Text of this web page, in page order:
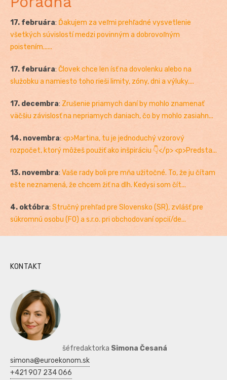
17. februára: Ďakujem za veľmi prehľadné vysvetlenie
všetkých súvislostí medzi povinným a dobrovoľným
poistením......
17. februára: Človek chce len ísť na dovolenku alebo na
služobku a namiesto toho rieši limity, zóny, dni a výluky....
17. decembra: Zrušenie priamych daní by mohlo znamenať
väčšiu závislosť na nepriamych daniach, čo by mohlo zasiahn...
14. novembra: <p>Martina, tu je jednoduchý vzorový
rozpočet, ktorý môžeš použiť ako inšpiráciu 👇</p> <p>Predsta...
13. novembra: Vaše rady boli pre mňa užitočné. To, že ju čítam
ešte neznamená, že chcem žiť na dlh. Kedysi som čít...
4. októbra: Stručný prehľad pre Slovensko (SR), zvlášť pre
súkromnú osobu (FO) a s.r.o. pri obchodovaní opcií/de...
KONTAKT
šéfredaktorka Simona Česaná
simona@euroekonom.sk
+421 907 234 066